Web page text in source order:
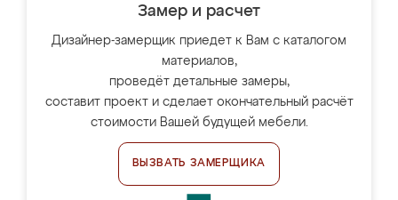
Замер и расчет
Дизайнер-замерщик приедет к Вам с каталогом
материалов,
проведёт детальные замеры,
составит проект и сделает окончательный расчёт
стоимости Вашей будущей мебели.
ВЫЗВАТЬ ЗАМЕРЩИКА